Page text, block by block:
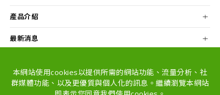
本網站使用cookies以提供所需的網站功能、流量分析、社
群媒體功能、以及更優質與個人化的訊息。繼續瀏覽本網站
產品介紹
最新消息
配方和代工